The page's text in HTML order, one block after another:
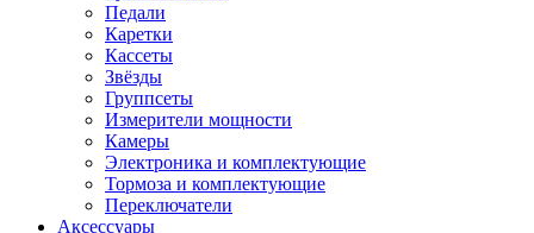
Педали
Каретки
Кассеты
Звёзды
Группсеты
Измерители мощности
Камеры
Электроника и комплектующие
Тормоза и комплектующие
Переключатели
Аксессуары